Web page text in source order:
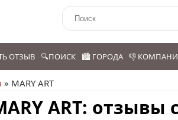
ОТЗЫВ 🔍ПОИСК 🏙️ ГОРОДА 👎
» MARY ART
ART: отзывы